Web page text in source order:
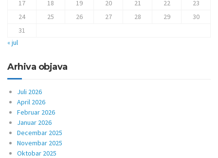
17
18 19 20 21 22
23
24
25 26 27 28 29
30
31
« jul
Arhiva objava
Juli 2026
April 2026
Februar 2026
Januar 2026
Decembar 2025
Novembar 2025
Oktobar 2025